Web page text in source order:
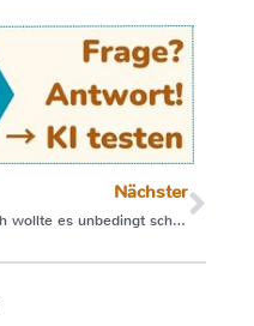
Nächster
Ich wollte es unbedingt schaffen